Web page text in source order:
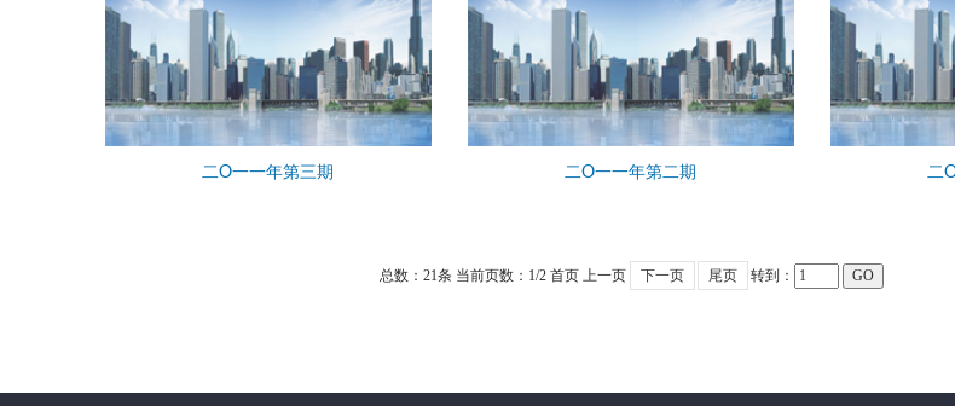
二O一一年第三期 二O一一年第二期 二
总数：21条 当前页数： 1/2 首页 上一页 下一页 尾页 转到：